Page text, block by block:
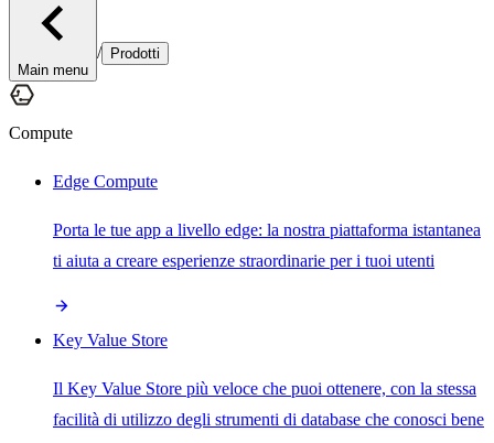
Main menu
/ Prodotti
Compute
Edge Compute
Porta le tue app a livello edge: la nostra piattaforma istantanea
ti aiuta a creare esperienze straordinarie per i tuoi utenti
Key Value Store
Il Key Value Store più veloce che puoi ottenere, con la stessa
facilità di utilizzo degli strumenti di database che conosci bene